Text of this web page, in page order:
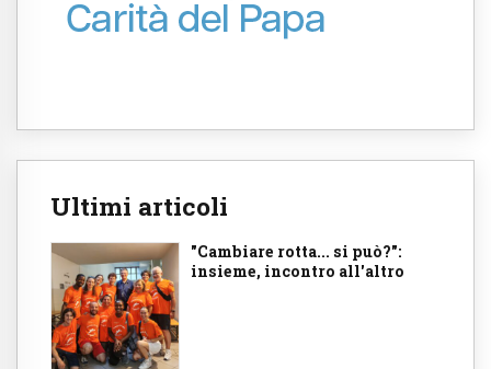
Ultimi articoli
"Cambiare rotta... si può?":
insieme, incontro all'altro